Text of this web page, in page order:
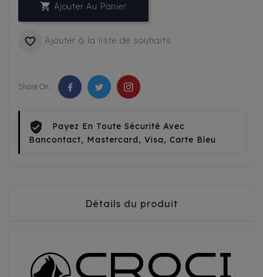
 Ajouter Au Panier
 Ajouter à la liste de souhaits
Share On :
Payez En Toute Sécurité Avec
Bancontact, Mastercard, Visa, Carte Bleu
Détails du produit